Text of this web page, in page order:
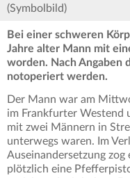
(Symbolbild)
Bei einer schweren
Jahre alter Mann mit
worden. Nach Angaben
notoperiert werden.
Der Mann war am
im Frankfurter Westend
mit zwei Männern in
unterwegs waren. Im
Auseinandersetzung
plötzlich eine